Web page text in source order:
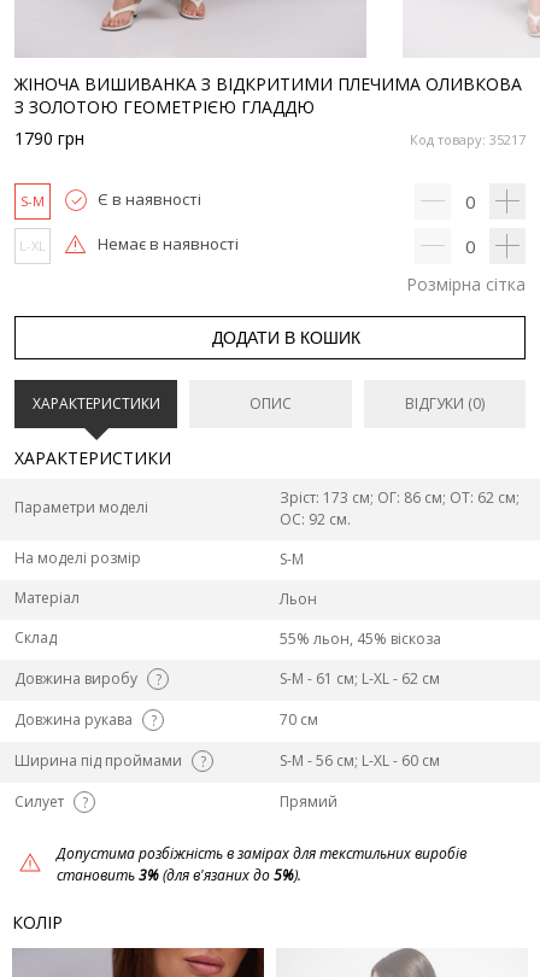
ЖІНОЧА ВИШИВАНКА З ВІДКРИТИМИ ПЛЕЧИМА ОЛИВКОВА
З ЗОЛОТОЮ ГЕОМЕТРІЄЮ ГЛАДДЮ
Код товару: 35217
1790 грн
S-M Є в наявності 0
L-XL Немає в наявності 0
Розмірна сітка
ДОДАТИ В КОШИК
ХАРАКТЕРИСТИКИ ОПИС ВІДГУКИ (0)
ХАРАКТЕРИСТИКИ
Параметри моделі
Зріст: 173 см; ОГ: 86 см; ОТ: 62 см;
ОС: 92 см.
На моделі розмір
S-M
Матеріал
Льон
Склад
55% льон, 45% віскоза
Довжина виробу
?
S-M - 61 см; L-ХL - 62 см
Довжина рукава
?
70 см
Ширина під проймами
?
S-M - 56 см; L-ХL - 60 см
Силует
? Прямий
Допустима розбіжність в замірах для текстильних виробів
становить3%(для в'язаних до5%).
КОЛІР